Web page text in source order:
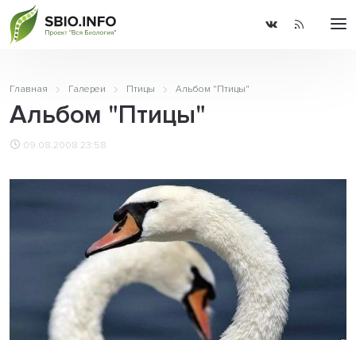
Главная Галереи Птицы Альбом "Птицы"
Альбом "Птицы"
09.08.2008 23:58